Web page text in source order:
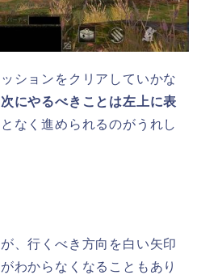
ションをクリアしていかな
次にやるべきことは左上に表
なく進められるのがうれし
、行くべき方向を白い矢印
わからなくなることもあり